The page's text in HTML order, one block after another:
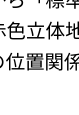
立体
置関